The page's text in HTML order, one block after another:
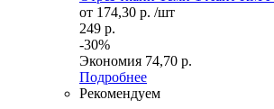
от 174,30 р. /шт
249 р.
-30%
Экономия 74,70 р.
Подробнее
Рекомендуем